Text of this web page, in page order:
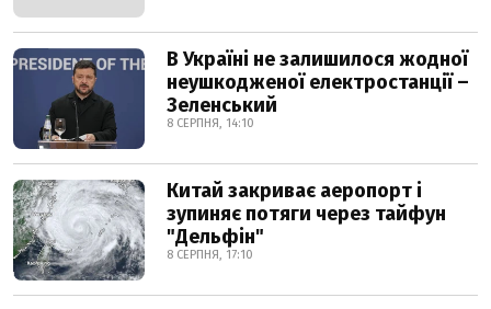
В Україні не залишилося жодної
неушкодженої електростанції –
Зеленський
8 СЕРПНЯ, 14:10
Китай закриває аеропорт і
зупиняє потяги через тайфун
"Дельфін"
8 СЕРПНЯ, 17:10